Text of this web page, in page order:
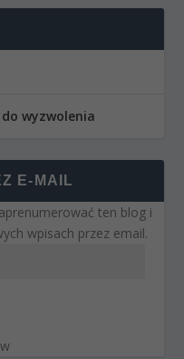
wyzwolenia
E-MAIL
ten blog i
wpisach przez email.